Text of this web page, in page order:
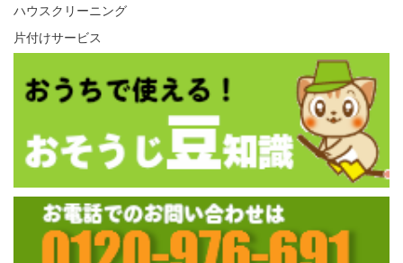
ハウスクリーニング
片付けサービス